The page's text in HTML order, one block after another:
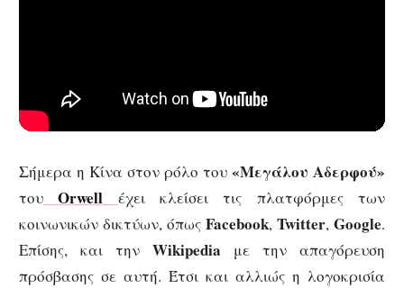
Σήμερα η Κίνα στον ρόλο του «Μεγάλου Αδερφού»
του Orwell
έχει κλείσει τις πλατφόρμες των
κοινωνικών δικτύων, όπως Facebook, Twitter, Google.
Επίσης, και την Wikipedia με την απαγόρευση
πρόσβασης σε αυτή. Έτσι και αλλιώς η λογοκρισία